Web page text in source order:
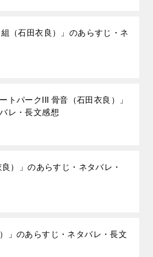
組（石田衣良）」のあらすじ・ネ
トパークIII 骨音（石田衣良）」
レ・長文感想
良）」のあらすじ・ネタバレ・
」のあらすじ・ネタバレ・長文